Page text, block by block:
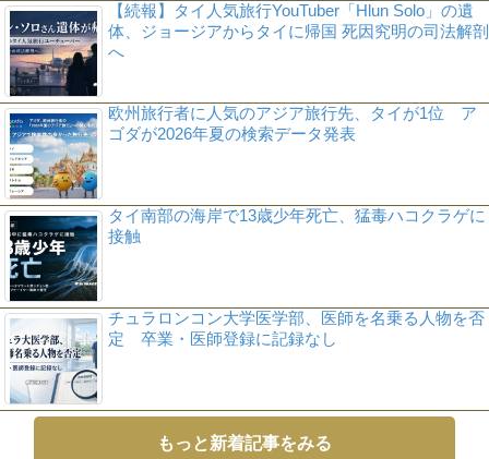
【続報】タイ人気旅行YouTuber「Hlun Solo」の遺
体、ジョージアからタイに帰国 死因究明の司法解剖
へ
欧州旅行者に人気のアジア旅行先、タイが1位 ア
ゴダが2026年夏の検索データ発表
タイ南部の海岸で13歳少年死亡、猛毒ハコクラゲに
接触
チュラロンコン大学医学部、医師を名乗る人物を否
定 卒業・医師登録に記録なし
もっと新着記事をみる